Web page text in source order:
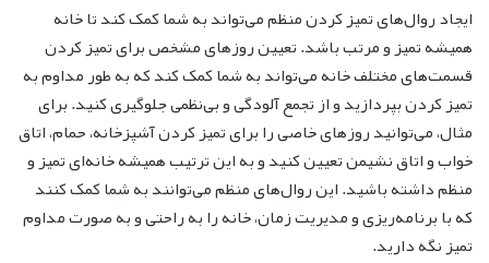
ایجاد روال‌های تمیز کردن منظم می‌تواند به شما کمک کند تا خانه
همیشه تمیز و مرتب باشد. تعیین روزهای مشخص برای تمیز کردن
قسمت‌های مختلف خانه می‌تواند به شما کمک کند که به طور مداوم به
تمیز کردن بپردازید و از تجمع آلودگی و بی‌نظمی جلوگیری کنید. برای
مثال، می‌توانید روزهای خاصی را برای تمیز کردن آشپزخانه، حمام، اتاق
خواب و اتاق نشیمن تعیین کنید و به این ترتیب همیشه خانه‌ای تمیز و
منظم داشته باشید. این روال‌های منظم می‌توانند به شما کمک کنند
که با برنامه‌ریزی و مدیریت زمان، خانه را به راحتی و به صورت مداوم
تمیز نگه دارید.